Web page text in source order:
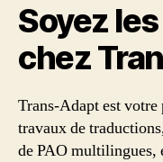
Soyez
chez
Trans-Adapt est
travaux de
de PAO multilingues,